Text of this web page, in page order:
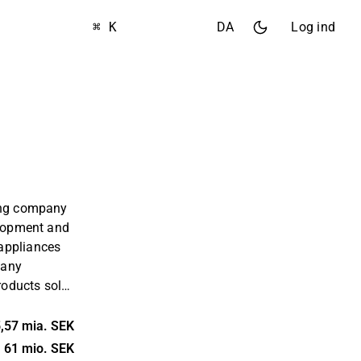
⌘ K DA Log ind
company
and
sold
The
mia. SEK
61 mio. SEK